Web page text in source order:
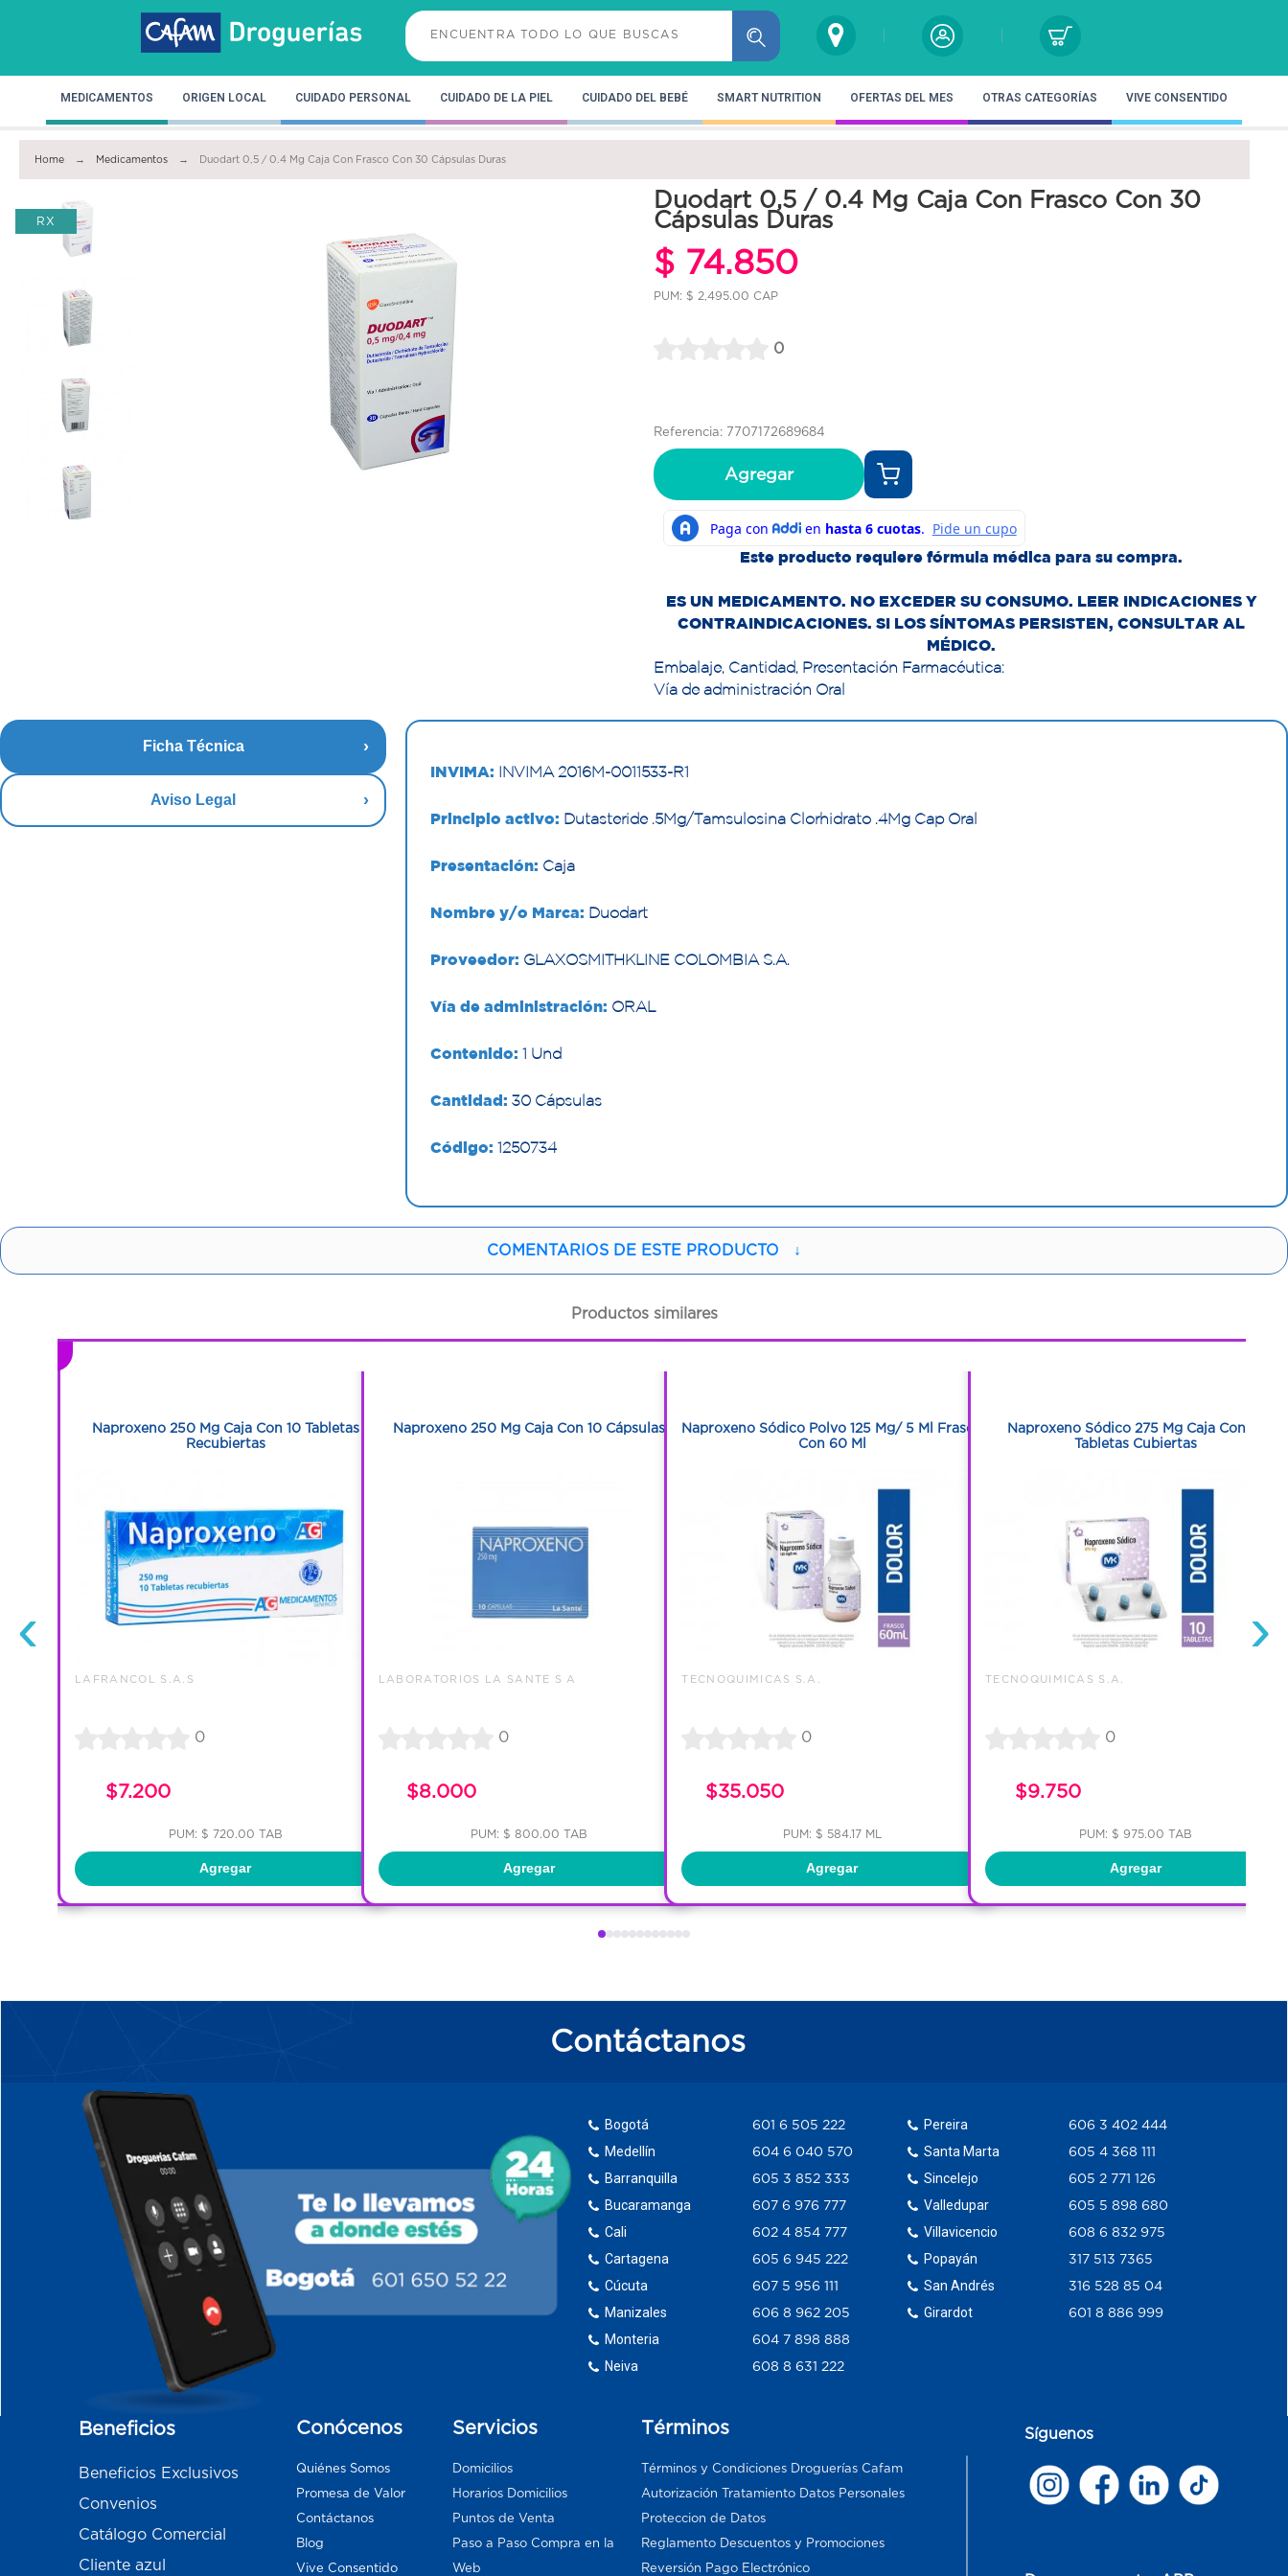
MEDICAMENTOS ORIGEN LOCAL CUIDADO PERSONAL CUIDADO DE LA PIEL CUIDADO DEL BEBÉ SMART NUTRITION OFERTAS DEL MES OTRAS CATEGORÍAS VIVE CONSENTIDO
Home Medicamentos Duodart 0,5 / 0.4 Mg Caja Con Frasco Con 30 Cápsulas Duras
RX
Duodart 0,5 / 0.4 Mg Caja Con Frasco Con 30
Cápsulas Duras
$ 74.850
PUM: $ 2,495.00 CAP
0
Referencia: 7707172689684
Agregar
Este producto requiere fórmula médica para su compra.
ES UN MEDICAMENTO. NO EXCEDER SU CONSUMO. LEER INDICACIONES Y
CONTRAINDICACIONES. SI LOS SÍNTOMAS PERSISTEN, CONSULTAR AL
MÉDICO.
Embalaje, Cantidad, Presentación Farmacéutica:
Vía de administración Oral
Ficha Técnica
Aviso Legal
INVIMA: INVIMA 2016M-0011533-R1
Principio activo: Dutasteride .5Mg/Tamsulosina Clorhidrato .4Mg Cap Oral
Presentación: Caja
Nombre y/o Marca: Duodart
Proveedor: GLAXOSMITHKLINE COLOMBIA S.A.
Vía de administración: ORAL
Contenido: 1 Und
Cantidad: 30 Cápsulas
Código: 1250734
COMENTARIOS DE ESTE PRODUCTO ↓
Productos similares
‹
Naproxeno 250 Mg Caja Con 10 Tabletas
Recubiertas
LAFRANCOL S.A.S
0
$7.200
PUM: $ 720.00 TAB
Agregar
Naproxeno 250 Mg Caja Con 10 Cápsulas
LABORATORIOS LA SANTE S A
0
$8.000
PUM: $ 800.00 TAB
Agregar
Naproxeno Sódico Polvo 125 Mg/ 5 Ml Frasco
Con 60 Ml
TECNOQUIMICAS S.A.
0
$35.050
PUM: $ 584.17 ML
Agregar
Naproxeno Sódico 275 Mg Caja Con 10
Tabletas Cubiertas
TECNOQUIMICAS S.A.
0
$9.750
PUM: $ 975.00 TAB
Agregar
›
Contáctanos
Bogotá
Medellín
Barranquilla
Bucaramanga
Cali
Cartagena
Cúcuta
Manizales
Monteria
Neiva
601 6 505 222
604 6 040 570
605 3 852 333
607 6 976 777
602 4 854 777
605 6 945 222
607 5 956 111
606 8 962 205
604 7 898 888
608 8 631 222
Pereira
Santa Marta
Sincelejo
Valledupar
Villavicencio
Popayán
San Andrés
Girardot
606 3 402 444
605 4 368 111
605 2 771 126
605 5 898 680
608 6 832 975
317 513 7365
316 528 85 04
601 8 886 999
Beneficios
Beneficios Exclusivos
Convenios
Catálogo Comercial
Cliente azul
Conócenos
Quiénes Somos
Promesa de Valor
Contáctanos
Blog
Vive Consentido
Servicios
Domicilios
Horarios Domicilios
Puntos de Venta
Paso a Paso Compra en la
Web
Términos
Términos y Condiciones Droguerías Cafam
Autorización Tratamiento Datos Personales
Proteccion de Datos
Reglamento Descuentos y Promociones
Reversión Pago Electrónico
Síguenos